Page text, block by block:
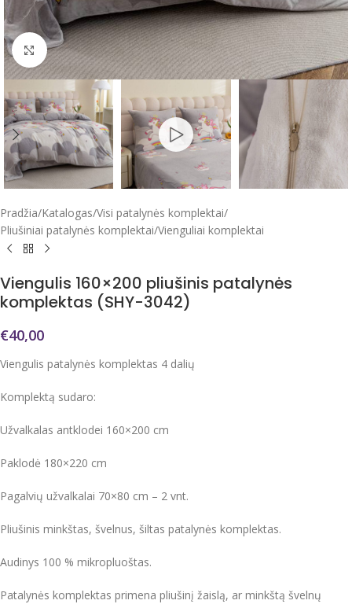
Click to enlarge
Pradžia/Katalogas/Visi patalynės komplektai/
Pliušiniai patalynės komplektai/Vienguliai komplektai
Viengulis 160×200 pliušinis patalynės
komplektas (SHY-3042)
€40,00
Viengulis patalynės komplektas 4 dalių
Komplektą sudaro:
Užvalkalas antklodei 160×200 cm
Paklodė 180×220 cm
Pagalvių užvalkalai 70×80 cm – 2 vnt.
Pliušinis minkštas, švelnus, šiltas patalynės komplektas.
Audinys 100 % mikropluoštas.
Patalynės komplektas primena pliušinį žaislą, ar minkštą švelnų